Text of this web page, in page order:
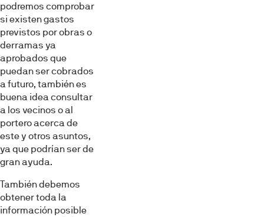
podremos comprobar
si existen gastos
previstos por obras o
derramas ya
aprobados que
puedan ser cobrados
a futuro, también es
buena idea consultar
a los vecinos o al
portero acerca de
este y otros asuntos,
ya que podrían ser de
gran ayuda.
También debemos
obtener toda la
información posible